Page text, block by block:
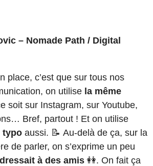
– Nomade Path / Digital
place, c’est que sur tous nos
on utilise la même
soit sur Instagram, sur Youtube,
Bref, partout ! Et on utilise
typo aussi. 📝 Au-delà de ça, sur la
de parler, on s’exprime un peu
à des amis 👭. On fait ça